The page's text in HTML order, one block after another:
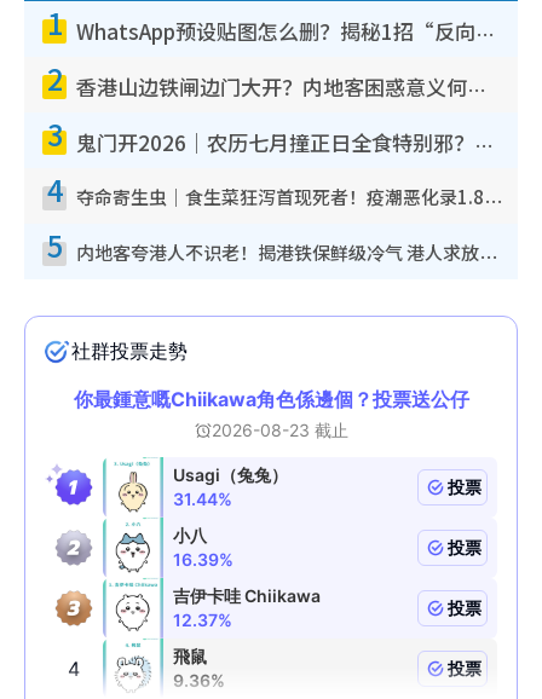
1 WhatsApp预设贴图怎么删？揭秘1招“反向操作”还原简洁界面 附3步实测教程
2 香港山边铁闸边门大开？内地客困惑意义何在！网友神回复：这种叫法理性防御
3 鬼门开2026｜农历七月撞正日全食特别邪？专家警告切忌做一事！揭4大禁忌+2招保平安
4 夺命寄生虫｜食生菜狂泻首现死者！疫潮恶化录1.8万宗病例 揭洗菜3大谬误
5 内地客夸港人不识老！揭港铁保鲜级冷气 港人求放过：别投诉